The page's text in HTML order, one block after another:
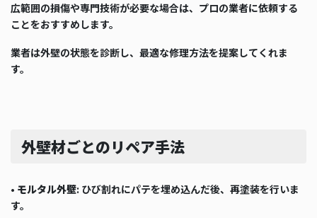
広範囲の損傷や専門技術が必要な場合は、プロの業者に依頼する
ことをおすすめします。
業者は外壁の状態を診断し、最適な修理方法を提案してくれま
す。
外壁材ごとのリペア手法
• モルタル外壁: ひび割れにパテを埋め込んだ後、再塗装を行いま
す。